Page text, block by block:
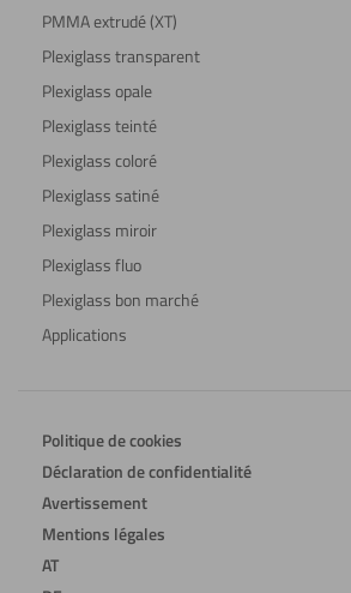
PMMA extrudé (XT)
Plexiglass transparent
Plexiglass opale
Plexiglass teinté
Plexiglass coloré
Plexiglass satiné
Plexiglass miroir
Plexiglass fluo
Plexiglass bon marché
Applications
Politique de cookies
Déclaration de confidentialité
Avertissement
Mentions légales
AT